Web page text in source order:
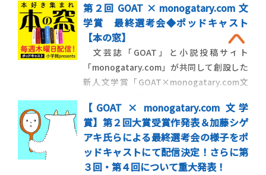
けて、最終候補作を決める三次選考の模様
を配信します。三次選考に残った80作品す
べてに選考担当の編集者３名がコメントを
寄せつつ、最終候補作を決
第２回 GOAT × monogatary.com 文
学賞 最終選考会◆ポッドキャスト
【本の窓】
文芸誌「GOAT」と小説投稿サイト
「monogatary.com」が共同して創設した
新人文学賞「GOAT×monogatary.com文
前後編で配信します。どう読まれ、なにが
評価されたのか。選考委員長の加藤シゲア
キさんらによる白熱の議論をぜひ音声でも
お楽しみください。
【GOAT × monogatary.com 文学
賞】第２回大賞受賞作発表＆加藤シゲ
アキ氏らによる最終選考会の様子をポ
ッドキャストにて配信決定！さらに第
３回・第４回について重大発表！